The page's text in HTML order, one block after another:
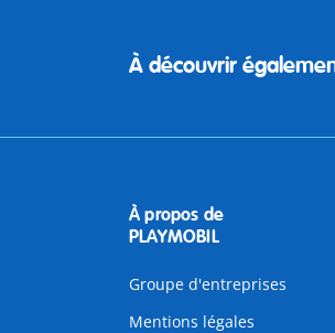
À découvrir
À propos de
PLAYMOBIL
Groupe d'entreprises
Mentions légales